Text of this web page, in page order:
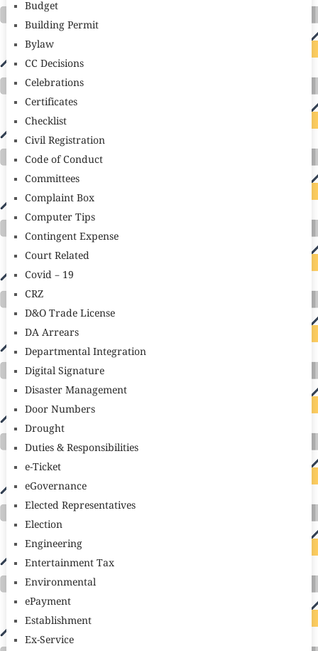
Budget
Building Permit
Bylaw
CC Decisions
Celebrations
Certificates
Checklist
Civil Registration
Code of Conduct
Committees
Complaint Box
Computer Tips
Contingent Expense
Court Related
Covid – 19
CRZ
D&O Trade License
DA Arrears
Departmental Integration
Digital Signature
Disaster Management
Door Numbers
Drought
Duties & Responsibilities
e-Ticket
eGovernance
Elected Representatives
Election
Engineering
Entertainment Tax
Environmental
ePayment
Establishment
Ex-Service